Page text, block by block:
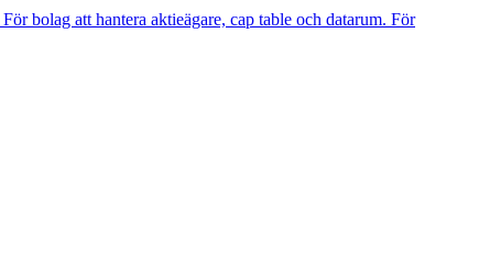
För bolag att hantera aktieägare, cap table och datarum. För